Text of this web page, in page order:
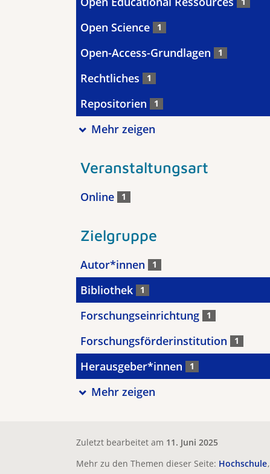
Open Science 1
Open-Access-Grundlagen 1
Rechtliches 1
Repositorien 1
Mehr zeigen
Veranstaltungsart
Online 1
Zielgruppe
Autor*innen 1
Bibliothek 1
Forschungseinrichtung 1
Forschungsförderinstitution 1
Herausgeber*innen 1
Mehr zeigen
Zuletzt bearbeitet am 11. Juni 2025
Mehr zu den Themen dieser Seite: Hochschule